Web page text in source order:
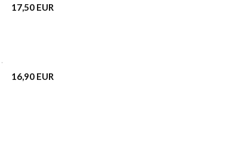
17,50 EUR
16,90 EUR